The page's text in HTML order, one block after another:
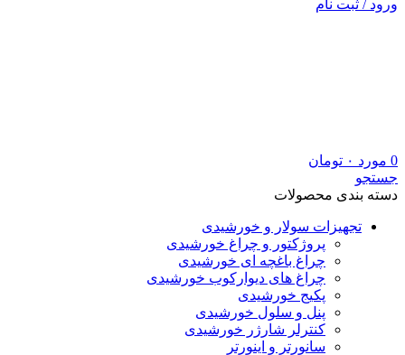
ورود / ثبت نام
0 مورد ۰ تومان
جستجو
دسته بندی محصولات
تجهیزات سولار و خورشیدی
پروژکتور و چراغ خورشیدی
چراغ باغچه ای خورشیدی
چراغ های دیوارکوب خورشیدی
پکیج خورشیدی
پنل و سلول خورشیدی
کنترلر شارژر خورشیدی
سانورتر و اینورتر